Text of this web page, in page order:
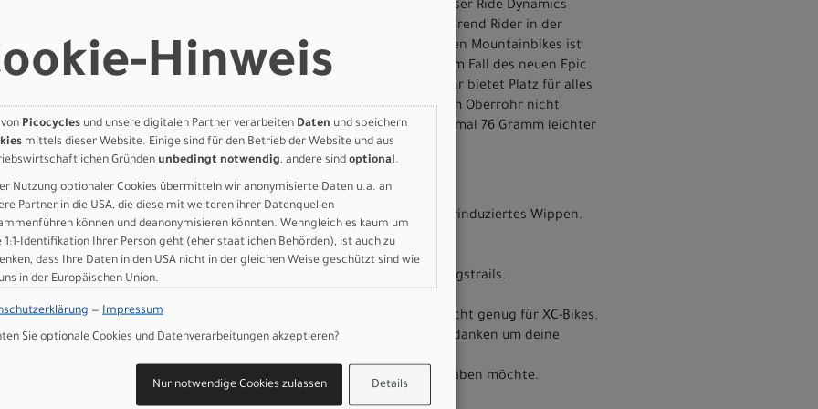
UND MASCHINE: Dank der optimierten Kinematik des Fahrwerks konnte unser Ride Dynamics
Wippen um ganze 20% reduzieren – die Federung bleibt aktiv, während Rider in der
verharren. Unter den von uns getesteten, vollgefederten Mountainbikes ist
Pedalieren. WENIGER IST MEHR: Und gespart ist verdient – zumindest im Fall des neuen Epic
um zwei neue Features reicher: Die SWAT™ Box 4.0 im Unterrohr bietet Platz für alles
Track. Und der integrierte Lenkanschlag sorgt dafür; dass der Lenker am Oberrohr nicht
ist das S-Works Epic 8 Rahmenset trotz der zwei Features noch einmal 76 Gramm leichter
Rahmen aller Zeiten.
auf Erden. Ganze 12% mehr Stoßdämpfung und 20% weniger pedalierinduziertes Wippen.
und RockShox SIDLuxe Ultimate Dämpfer mit Ride Dynamics Tunes.
mit drei einzigartigen Dämpfermodi.
überall; auf World Cups und am Wochenende auf den Lieblingstrails.
der Kurbelachse mit dem Quarq Powermeter.
mit jeweils vier Kolben leisten Bremskraft für Trailbikes und sind leicht genug für XC-Bikes.
robusten SRAM X0 Eagle Transmission Antrieb musst du dir keine Gedanken um deine
für alle Essentials, die man bei einer Panne auf dem Track dabeihaben möchte.
Hinweis
Picocycles und unsere digitalen Partner verarbeiten Daten und speichern
mittels dieser Website. Einige sind für den Betrieb der Website und aus
Gründen unbedingt notwendig, andere sind optional.
Nutzung optionaler Cookies übermitteln wir anonymisierte Daten u.a. an
Partner in die USA, die diese mit weiteren ihrer Datenquellen
können und deanonymisieren könnten. Wenngleich es kaum um
1:1-Identifikation Ihrer Person geht (eher staatlichen Behörden), ist auch zu
dass Ihre Daten in den USA nicht in der gleichen Weise geschützt sind wie
in der Europäischen Union.
— Impressum
Sie optionale Cookies und Datenverarbeitungen akzeptieren?
Details
Nur notwendige Cookies zulassen